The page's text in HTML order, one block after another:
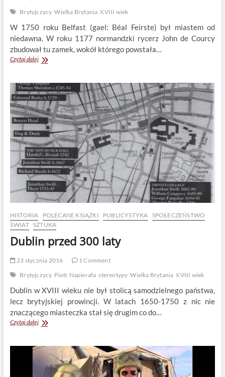
Brytyjczycy Wielka Brytania XVIII wiek
W 1750 roku Belfast (gael: Béal Feirste) był miastem od
niedawna. W roku 1177 normandzki rycerz John de Courcy
zbudował tu zamek, wokół którego powstała…
Czytaj dalejBelfast
temu
HISTORIA POLECANE KSIĄŻKI PUBLICYSTYKA SPOŁECZEŃSTWO
ŚWIAT SZTUKA
Dublin przed 300 laty
23 stycznia 2016
1 Comment
Brytyjczycy Piotr Napierała stereotypy Wielka Brytania XVIII wiek
Dublin w XVIII wieku nie był stolicą samodzielnego państwa,
lecz brytyjskiej prowincji. W latach 1650-1750 z nic nie
znaczącego miasteczka stał się drugim co do…
Czytaj dalejDublin
laty